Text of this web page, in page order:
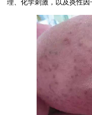
理、化学刺激，以及炎性因